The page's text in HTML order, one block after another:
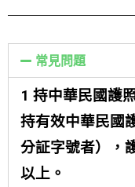
常見問題
1 持中華民國護
持有效中華民國
分証字號者），
以上。